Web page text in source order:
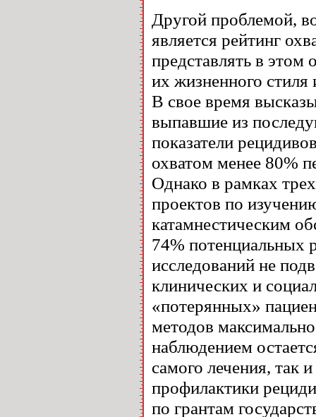
Другой проблемой,
является рейтинг
представлять в этом
их жизненного
В свое время
выпавшие из
показатели
охватом менее 80%
Однако в рамках
проектов по
катамнестическим
74% потенциальных
исследований не
клинических и
«потерянных»
методов
наблюдением
самого лечения, так
профилактики
по грантам